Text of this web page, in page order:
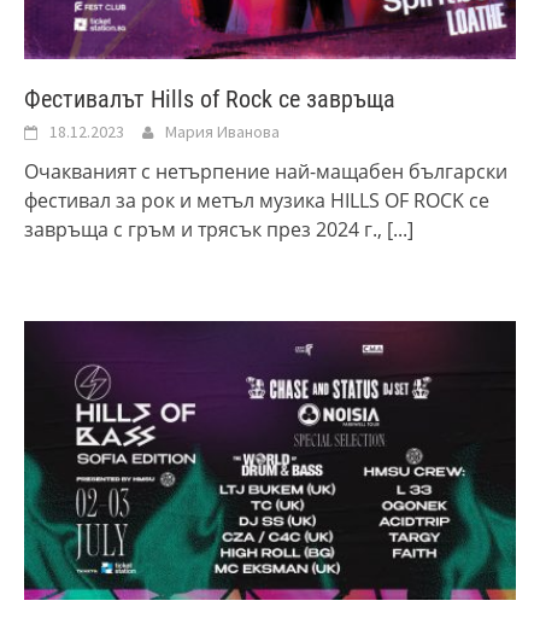
Фестивалът Hills of Rock се завръща
18.12.2023 Мария Иванова
Очакваният с нетърпение най-мащабен български
фестивал за рок и метъл музика HILLS OF ROCK се
завръща с гръм и трясък през 2024 г., [...]